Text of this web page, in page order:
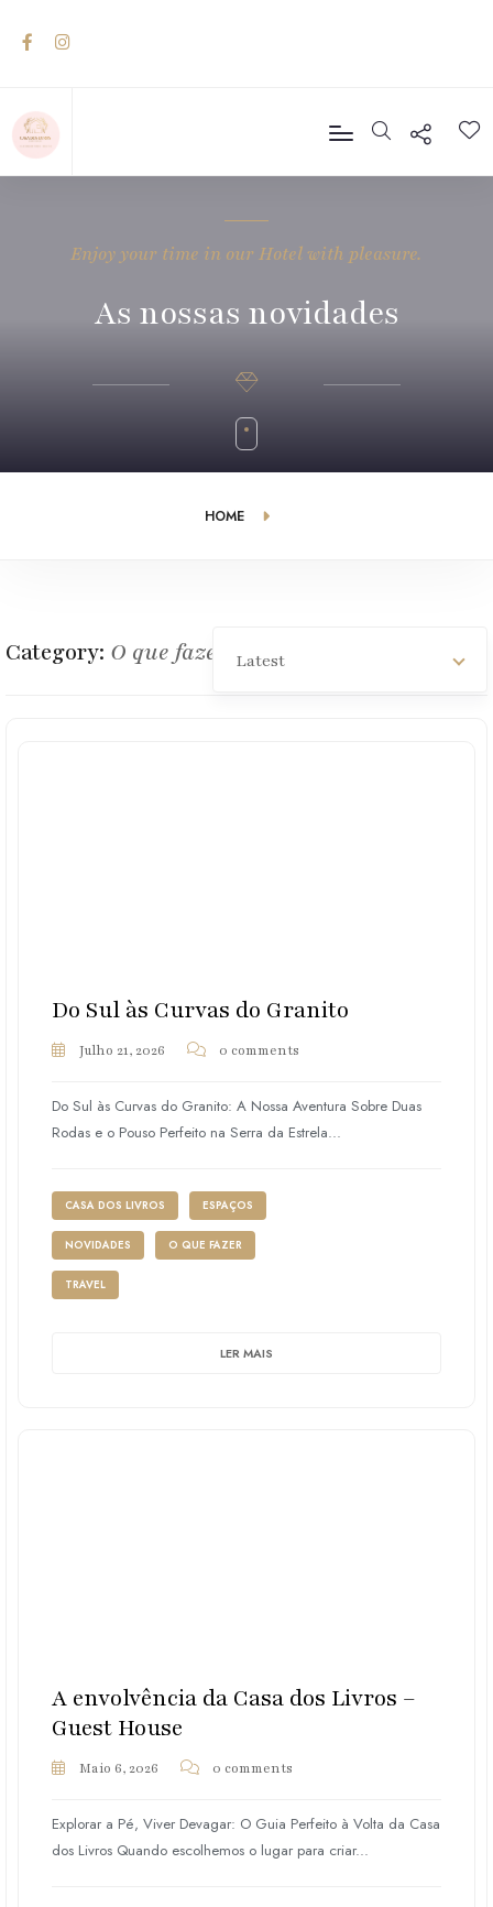
Enjoy your time in our Hotel with pleasure.
As nossas novidades
HOME
Category: O que fazer
Do Sul às Curvas do Granito
Julho 21, 2026 0 comments
Do Sul às Curvas do Granito: A Nossa Aventura Sobre Duas
Rodas e o Pouso Perfeito na Serra da Estrela...
CASA DOS LIVROS ESPAÇOS
NOVIDADES O QUE FAZER
TRAVEL
LER MAIS
A envolvência da Casa dos Livros –
Guest House
Maio 6, 2026 0 comments
Explorar a Pé, Viver Devagar: O Guia Perfeito à Volta da Casa
dos Livros Quando escolhemos o lugar para criar...